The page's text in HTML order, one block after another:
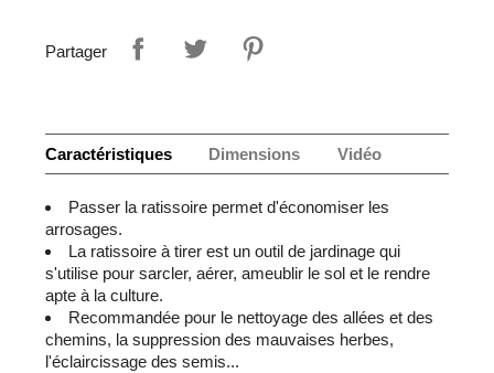
Partager
Caractéristiques Dimensions Vidéo
Passer la ratissoire permet d'économiser les
arrosages.
La ratissoire à tirer est un outil de jardinage qui
s'utilise pour sarcler, aérer, ameublir le sol et le rendre
apte à la culture.
Recommandée pour le nettoyage des allées et des
chemins, la suppression des mauvaises herbes,
l'éclaircissage des semis...